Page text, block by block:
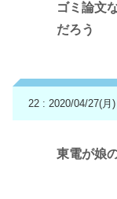
ゴミ論文
だろう
22 : 2020/04/27(月
東電が娘